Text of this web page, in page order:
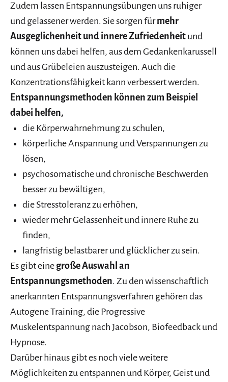
Zudem lassen Entspannungsübungen uns ruhiger
und gelassener werden. Sie sorgen fürmehr
Ausgeglichenheit und innere Zufriedenheit und
können uns dabei helfen, aus dem Gedankenkarussell
und aus Grübeleien auszusteigen. Auch die
Konzentrationsfähigkeit kann verbessert werden.
Entspannungsmethoden können zum Beispiel
dabei helfen,
die Körperwahrnehmung zu schulen,
körperliche Anspannung und Verspannungen zu
lösen,
psychosomatische und chronische Beschwerden
besser zu bewältigen,
die Stresstoleranz zu erhöhen,
wieder mehr Gelassenheit und innere Ruhe zu
finden,
langfristig belastbarer und glücklicher zu sein.
Es gibt eine große Auswahl an
Entspannungsmethoden. Zu den wissenschaftlich
anerkannten Entspannungsverfahren gehören das
Autogene Training, die Progressive
Muskelentspannung nach Jacobson, Biofeedback und
Hypnose.
Darüber hinaus gibt es noch viele weitere
Möglichkeiten zu entspannen und Körper, Geist und